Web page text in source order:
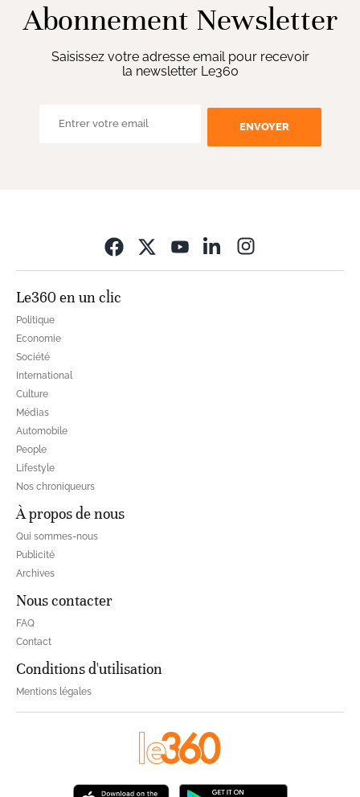
Abonnement Newsletter
Saisissez votre adresse email pour recevoir
la newsletter Le360
ENVOYER
Le360 en un clic
Politique
Economie
Société
International
Culture
Médias
Automobile
People
Lifestyle
Nos chroniqueurs
À propos de nous
Qui sommes-nous
Publicité
Archives
Nous contacter
FAQ
Contact
Conditions d'utilisation
Mentions légales